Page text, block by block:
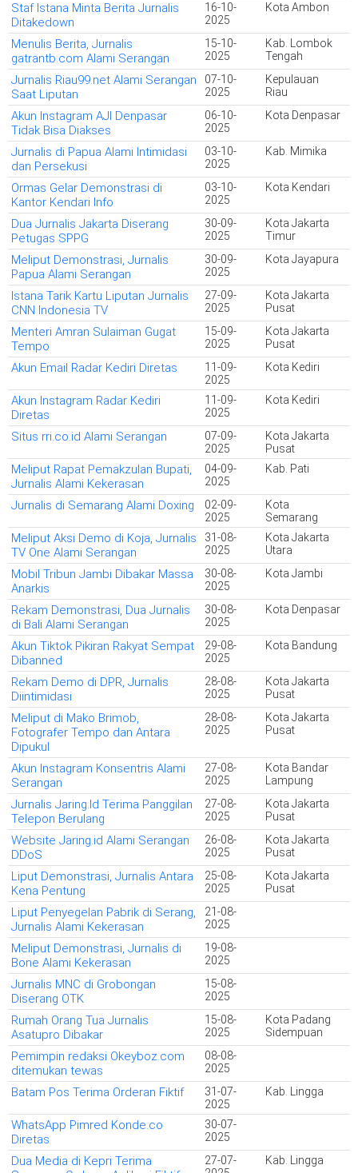
Staf Istana Minta Berita Jurnalis
Ditakedown
16-10-
2025
Kota Ambon
Menulis Berita, Jurnalis
gatrantb.com Alami Serangan
15-10-
2025
Kab. Lombok
Tengah
Jurnalis Riau99.net Alami Serangan
Saat Liputan
07-10-
2025
Kepulauan
Riau
Akun Instagram AJI Denpasar
Tidak Bisa Diakses
06-10-
2025
Kota Denpasar
Jurnalis di Papua Alami Intimidasi
dan Persekusi
03-10-
2025
Kab. Mimika
Ormas Gelar Demonstrasi di
Kantor Kendari Info
03-10-
2025
Kota Kendari
Dua Jurnalis Jakarta Diserang
Petugas SPPG
30-09-
2025
Kota Jakarta
Timur
Meliput Demonstrasi, Jurnalis
Papua Alami Serangan
30-09-
2025
Kota Jayapura
Istana Tarik Kartu Liputan Jurnalis
CNN Indonesia TV
27-09-
2025
Kota Jakarta
Pusat
Menteri Amran Sulaiman Gugat
Tempo
15-09-
2025
Kota Jakarta
Pusat
Akun Email Radar Kediri Diretas
11-09-
2025
Kota Kediri
Akun Instagram Radar Kediri
Diretas
11-09-
2025
Kota Kediri
Situs rri.co.id Alami Serangan
07-09-
2025
Kota Jakarta
Pusat
Meliput Rapat Pemakzulan Bupati,
Jurnalis Alami Kekerasan
04-09-
2025
Kab. Pati
Jurnalis di Semarang Alami Doxing
02-09-
2025
Kota
Semarang
Meliput Aksi Demo di Koja, Jurnalis
TV One Alami Serangan
31-08-
2025
Kota Jakarta
Utara
Mobil Tribun Jambi Dibakar Massa
Anarkis
30-08-
2025
Kota Jambi
Rekam Demonstrasi, Dua Jurnalis
di Bali Alami Serangan
30-08-
2025
Kota Denpasar
Akun Tiktok Pikiran Rakyat Sempat
Dibanned
29-08-
2025
Kota Bandung
Rekam Demo di DPR, Jurnalis
Diintimidasi
28-08-
2025
Kota Jakarta
Pusat
Meliput di Mako Brimob,
Fotografer Tempo dan Antara
Dipukul
28-08-
2025
Kota Jakarta
Pusat
Akun Instagram Konsentris Alami
Serangan
27-08-
2025
Kota Bandar
Lampung
Jurnalis Jaring.Id Terima Panggilan
Telepon Berulang
27-08-
2025
Kota Jakarta
Pusat
Website Jaring.id Alami Serangan
DDoS
26-08-
2025
Kota Jakarta
Pusat
Liput Demonstrasi, Jurnalis Antara
Kena Pentung
25-08-
2025
Kota Jakarta
Pusat
Liput Penyegelan Pabrik di Serang,
Jurnalis Alami Kekerasan
21-08-
2025
Meliput Demonstrasi, Jurnalis di
Bone Alami Kekerasan
19-08-
2025
Jurnalis MNC di Grobongan
Diserang OTK
15-08-
2025
Rumah Orang Tua Jurnalis
Asatupro Dibakar
15-08-
2025
Kota Padang
Sidempuan
Pemimpin redaksi Okeyboz.com
ditemukan tewas
08-08-
2025
Batam Pos Terima Orderan Fiktif
31-07-
2025
Kab. Lingga
WhatsApp Pimred Konde.co
Diretas
30-07-
2025
Dua Media di Kepri Terima
27-07-
Kab. Lingga